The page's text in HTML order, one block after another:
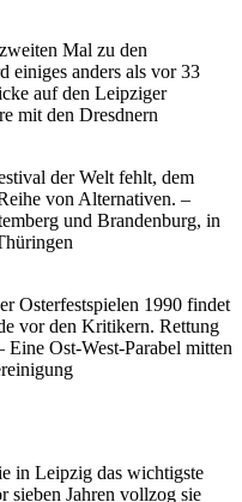
Mal zu den
einiges anders als vor 33
auf den Leipziger
mit den Dresdnern
der Welt fehlt, dem
von Alternativen. –
und Brandenburg, in
Osterfestspielen 1990 findet
vor den Kritikern. Rettung
Ost-West-Parabel mitten
in Leipzig das wichtigste
sieben Jahren vollzog sie